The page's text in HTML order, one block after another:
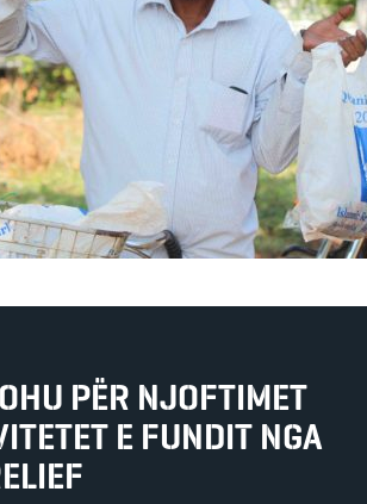
PËR NJOFTIMET
E FUNDIT NGA